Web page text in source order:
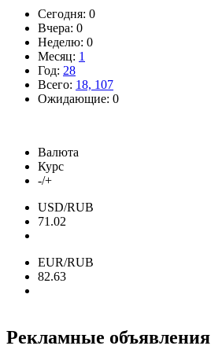
Сегодня: 0
Вчера: 0
Неделю: 0
Месяц: 1
Год: 28
Всего: 18, 107
Ожидающие: 0
Валюта
Курс
-/+
USD/RUB
71.02
EUR/RUB
82.63
Рекламные объявления